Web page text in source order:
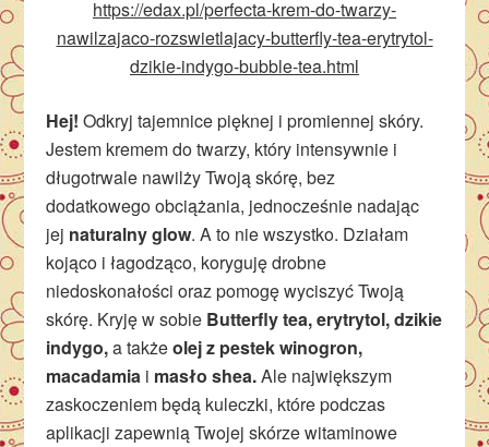
https://edax.pl/perfecta-krem-do-twarzy-
nawilzajaco-rozswietlajacy-butterfly-tea-erytrytol-
dzikie-indygo-bubble-tea.html
Hej! Odkryj tajemnice pięknej i promiennej skóry.
Jestem kremem do twarzy, który intensywnie i
długotrwale nawilży Twoją skórę, bez
dodatkowego obciążania, jednocześnie nadając
jej naturalny glow. A to nie wszystko. Działam
kojąco i łagodząco, koryguję drobne
niedoskonałości oraz pomogę wyciszyć Twoją
skórę. Kryję w sobie Butterfly tea, erytrytol, dzikie
indygo,a takżeolejz pestek winogron,
macadamia i masło shea.Ale największym
zaskoczeniem będą kuleczki, które podczas
aplikacji zapewnią Twojej skórze witaminowe